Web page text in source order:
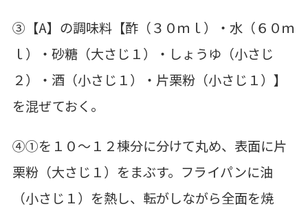
③【A】の調味料【酢（３０ｍｌ）・水（６０ｍ
ｌ）・砂糖（大さじ１）・しょうゆ（小さじ
２）・酒（小さじ１）・片栗粉（小さじ１）】
を混ぜておく。
④①を１０～１２棟分に分けて丸め、表面に片
栗粉（大さじ１）をまぶす。フライパンに油
（小さじ１）を熱し、転がしながら全面を焼